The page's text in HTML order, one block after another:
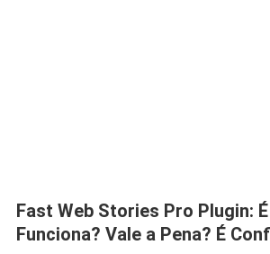
Fast Web Stories Pro Plugin:
Funciona? Vale a Pena? É